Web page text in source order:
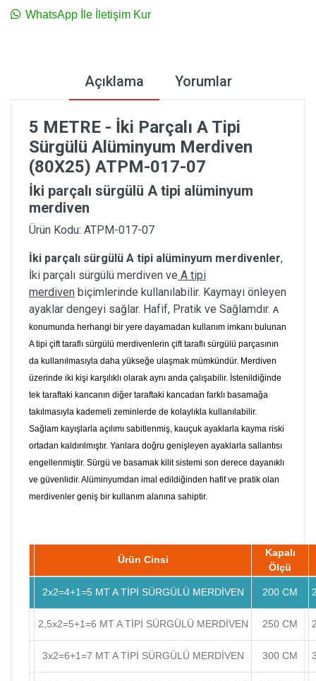
WhatsApp İle İletişim Kur
Açıklama Yorumlar
5 METRE - İki Parçalı A Tipi
Sürgülü Alüminyum Merdiven
(80X25) ATPM-017-07
İki parçalı sürgülü A tipi alüminyum
merdiven
Ürün Kodu: ATPM-017-07
İki parçalı sürgülü A tipi alüminyum merdivenler,
İki parçalı sürgülü merdiven ve A tipi
merdiven biçimlerinde kullanılabilir. Kaymayı önleyen
ayaklar dengeyi sağlar. Hafif, Pratik ve Sağlamdır. A
konumunda herhangi bir yere dayamadan kullanım imkanı bulunan
A tipi çift taraflı sürgülü merdivenlerin çift taraflı sürgülü parçasının
da kullanılmasıyla daha yükseğe ulaşmak mümkündür. Merdiven
üzerinde iki kişi karşılıklı olarak aynı anda çalışabilir. İstenildiğinde
tek taraftaki kancanın diğer taraftaki kancadan farklı basamağa
takılmasıyla kademeli zeminlerde de kolaylıkla kullanılabilir.
Sağlam kayışlarla açılımı sabitlenmiş, kauçuk ayaklarla kayma riski
ortadan kaldırılmıştır. Yanlara doğru genişleyen ayaklarla sallantısı
engellenmiştir. Sürgü ve basamak kilit sistemi son derece dayanıklı
ve güvenlidir. Alüminyumdan imal edildiğinden hafif ve pratik olan
merdivenler geniş bir kullanım alanına sahiptir.
Ürün Cinsi
Kapalı
Ölçü
2x2=4+1=5 MT A TİPİ SÜRGÜLÜ MERDİVEN 200 CM
2,5x2=5+1=6 MT A TİPİ SÜRGÜLÜ MERDİVEN 250 CM
3x2=6+1=7 MT A TİPİ SÜRGÜLÜ MERDİVEN 300 CM